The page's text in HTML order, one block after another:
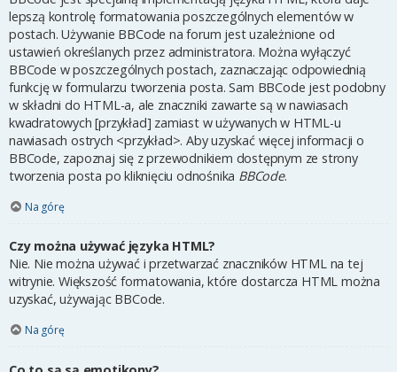
lepszą kontrolę formatowania poszczególnych elementów w
postach. Używanie BBCode na forum jest uzależnione od
ustawień określanych przez administratora. Można wyłączyć
BBCode w poszczególnych postach, zaznaczając odpowiednią
funkcję w formularzu tworzenia posta. Sam BBCode jest podobny
w składni do HTML-a, ale znaczniki zawarte są w nawiasach
kwadratowych [przykład] zamiast w używanych w HTML-u
nawiasach ostrych <przykład>. Aby uzyskać więcej informacji o
BBCode, zapoznaj się z przewodnikiem dostępnym ze strony
tworzenia posta po kliknięciu odnośnika BBCode.
Na górę
Czy można używać języka HTML?
Nie. Nie można używać i przetwarzać znaczników HTML na tej
witrynie. Większość formatowania, które dostarcza HTML można
uzyskać, używając BBCode.
Na górę